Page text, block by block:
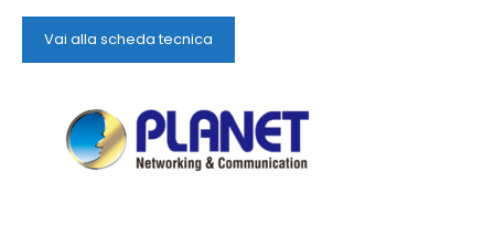
Vai alla scheda tecnica